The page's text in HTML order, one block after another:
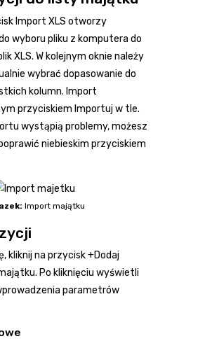
Import XLS otworzy
wyboru pliku z komputera do
XLS. W kolejnym oknie należy
wybrać dopasowanie do
kolumn. Import
przyciskiem Importuj w tle.
wystąpią problemy, możesz
niebieskim przyciskiem
Import majątku
kliknij na przycisk+Dodaj
Po kliknięciu wyświetli
parametrów